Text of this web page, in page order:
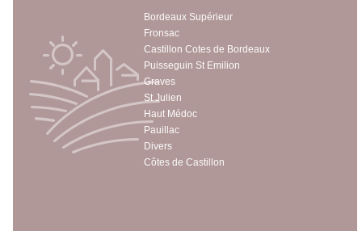
Bordeaux Supérieur
Fronsac
Castillon Cotes de Bordeaux
Puisseguin St Emilion
Graves
St Julien
Haut Médoc
Pauillac
Divers
Côtes de Castillon